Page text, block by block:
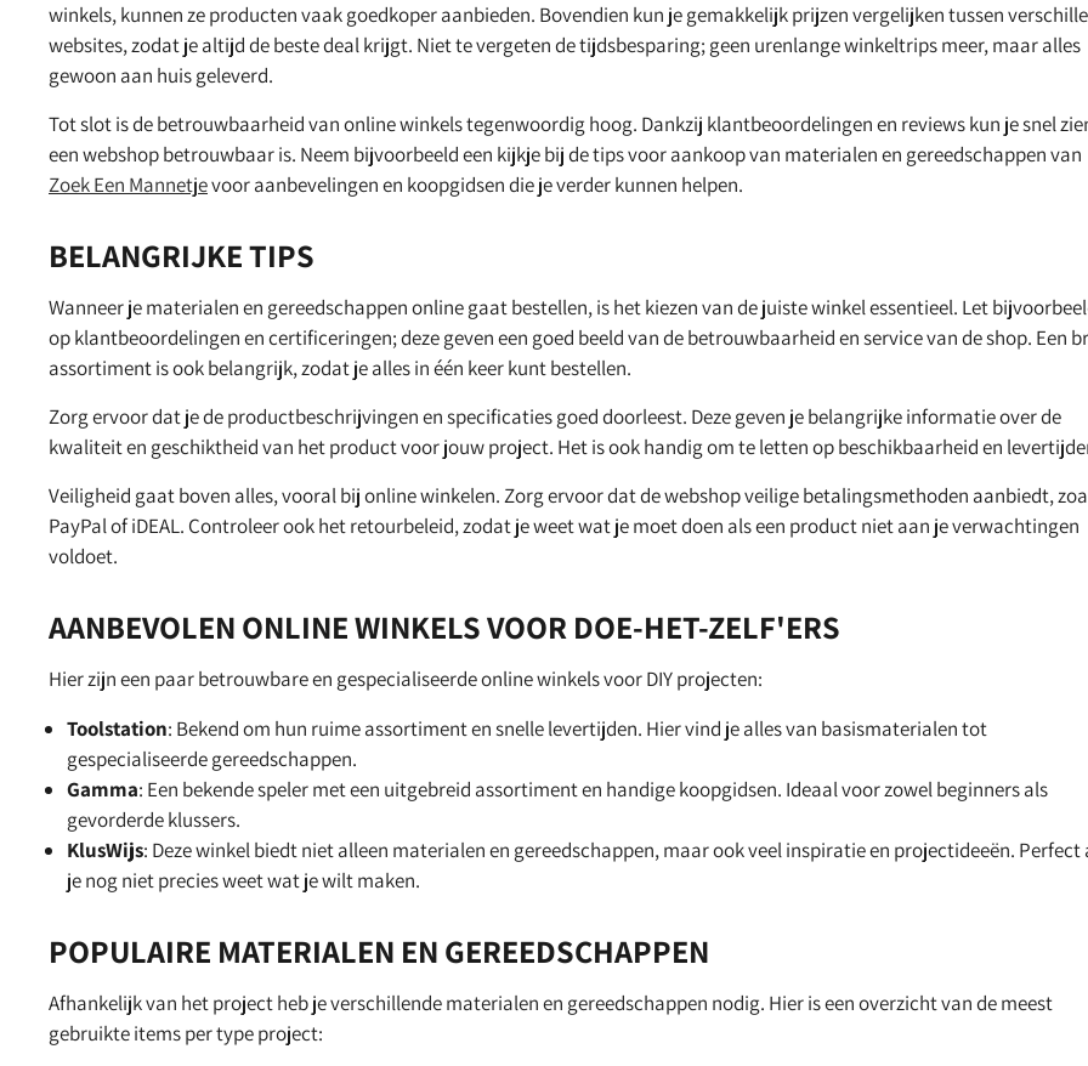
winkels, kunnen ze producten vaak goedkoper aanbieden. Bovendien kun je gemakkelijk prijzen vergelijken tussen
websites, zodat je altijd de beste deal krijgt. Niet te vergeten de tijdsbesparing; geen urenlange winkeltrips meer, maar alles
gewoon aan huis geleverd.
Tot slot is de betrouwbaarheid van online winkels tegenwoordig hoog. Dankzij klantbeoordelingen en reviews kun je snel
een webshop betrouwbaar is. Neem bijvoorbeeld een kijkje bij de tips voor aankoop van materialen en gereedschappen van
Zoek Een Mannetjevoor aanbevelingen en koopgidsen die je verder kunnen helpen.
BELANGRIJKE TIPS
Wanneer je materialen en gereedschappen online gaat bestellen, is het kiezen van de juiste winkel essentieel. Let
op klantbeoordelingen en certificeringen; deze geven een goed beeld van de betrouwbaarheid en service van de shop. Een
assortiment is ook belangrijk, zodat je alles in één keer kunt bestellen.
Zorg ervoor dat je de productbeschrijvingen en specificaties goed doorleest. Deze geven je belangrijke informatie over de
kwaliteit en geschiktheid van het product voor jouw project. Het is ook handig om te letten op beschikbaarheid en
Veiligheid gaat boven alles, vooral bij online winkelen. Zorg ervoor dat de webshop veilige betalingsmethoden aanbiedt,
PayPal of iDEAL. Controleer ook het retourbeleid, zodat je weet wat je moet doen als een product niet aan je verwachtingen
voldoet.
AANBEVOLEN ONLINE WINKELS VOOR DOE-HET-ZELF'ERS
Hier zijn een paar betrouwbare en gespecialiseerde online winkels voor DIY projecten:
Toolstation: Bekend om hun ruime assortiment en snelle levertijden. Hier vind je alles van basismaterialen tot
gespecialiseerde gereedschappen.
Gamma: Een bekende speler met een uitgebreid assortiment en handige koopgidsen. Ideaal voor zowel beginners als
gevorderde klussers.
KlusWijs: Deze winkel biedt niet alleen materialen en gereedschappen, maar ook veel inspiratie en projectideeën. Perfect
je nog niet precies weet wat je wilt maken.
POPULAIRE MATERIALEN EN GEREEDSCHAPPEN
Afhankelijk van het project heb je verschillende materialen en gereedschappen nodig. Hier is een overzicht van de meest
gebruikte items per type project: